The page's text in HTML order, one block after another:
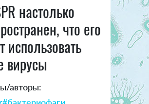
настолько
что его
использовать
вирусы
авторы: